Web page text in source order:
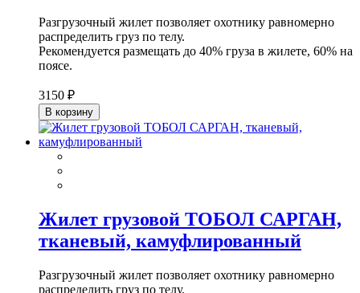
Разгрузочный жилет позволяет охотнику равномерно
распределить груз по телу.
Рекомендуется размещать до 40% груза в жилете, 60% на
поясе.
3150 ₽
В корзину
Жилет грузовой ТОБОЛ САРГАН,
тканевый, камуфлированный
Разгрузочный жилет позволяет охотнику равномерно
распределить груз по телу.